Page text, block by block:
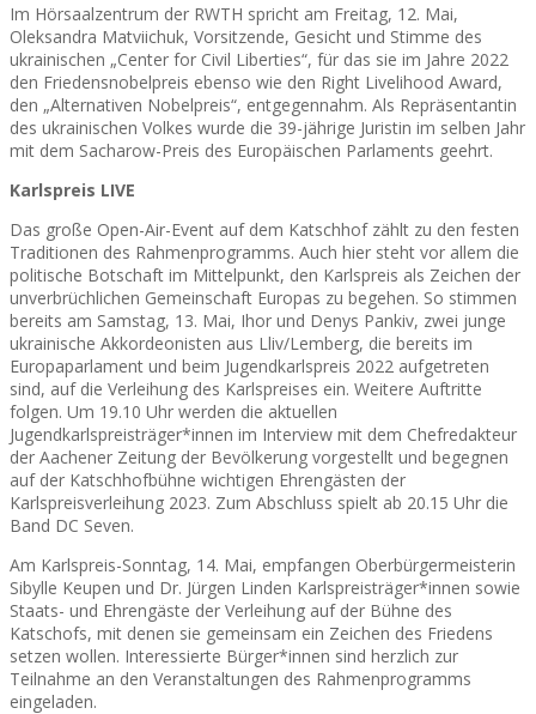
Im Hörsaalzentrum der RWTH spricht am Freitag, 12. Mai,
Oleksandra Matviichuk, Vorsitzende, Gesicht und Stimme des
ukrainischen „Center for Civil Liberties“, für das sie im Jahre 2022
den Friedensnobelpreis ebenso wie den Right Livelihood Award,
den „Alternativen Nobelpreis“, entgegennahm. Als Repräsentantin
des ukrainischen Volkes wurde die 39-jährige Juristin im selben Jahr
mit dem Sacharow-Preis des Europäischen Parlaments geehrt.
Karlspreis LIVE
Das große Open-Air-Event auf dem Katschhof zählt zu den festen
Traditionen des Rahmenprogramms. Auch hier steht vor allem die
politische Botschaft im Mittelpunkt, den Karlspreis als Zeichen der
unverbrüchlichen Gemeinschaft Europas zu begehen. So stimmen
bereits am Samstag, 13. Mai, Ihor und Denys Pankiv, zwei junge
ukrainische Akkordeonisten aus Lliv/Lemberg, die bereits im
Europaparlament und beim Jugendkarlspreis 2022 aufgetreten
sind, auf die Verleihung des Karlspreises ein. Weitere Auftritte
folgen. Um 19.10 Uhr werden die aktuellen
Jugendkarlspreisträger*innen im Interview mit dem Chefredakteur
der Aachener Zeitung der Bevölkerung vorgestellt und begegnen
auf der Katschhofbühne wichtigen Ehrengästen der
Karlspreisverleihung 2023. Zum Abschluss spielt ab 20.15 Uhr die
Band DC Seven.
Am Karlspreis-Sonntag, 14. Mai, empfangen Oberbürgermeisterin
Sibylle Keupen und Dr. Jürgen Linden Karlspreisträger*innen sowie
Staats- und Ehrengäste der Verleihung auf der Bühne des
Katschofs, mit denen sie gemeinsam ein Zeichen des Friedens
setzen wollen. Interessierte Bürger*innen sind herzlich zur
Teilnahme an den Veranstaltungen des Rahmenprogramms
eingeladen.